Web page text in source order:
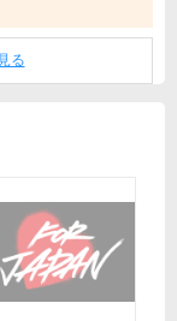
る